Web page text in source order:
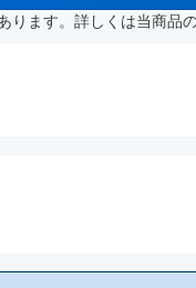
ます。詳しくは当商品